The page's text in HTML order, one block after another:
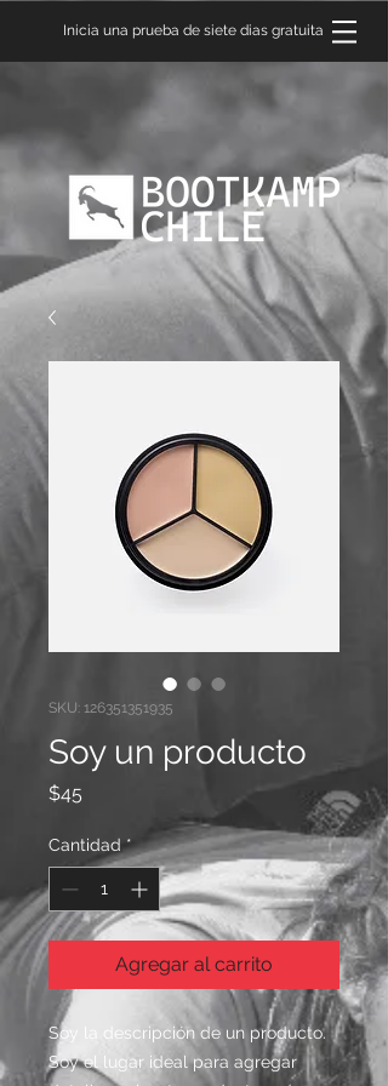
Inicia una prueba de siete dias gratuita
SKU: 126351351935
Soy un producto
$45
Cantidad *
Agregar al carrito
Soy la descripción de un producto.
Soy el lugar ideal para agregar